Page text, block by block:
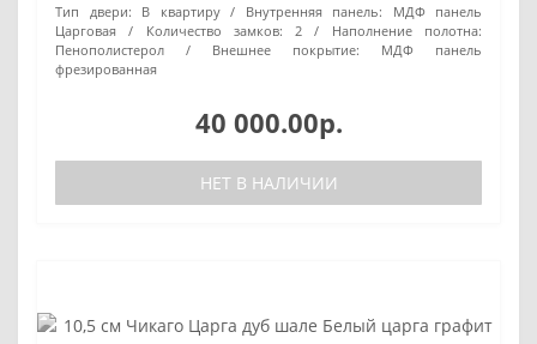
Тип двери:
В квартиру Внутренняя панель:
МДФ панель
Царговая
Количество замков: 2
Наполнение полотна:
Пенополистерол
Внешнее покрытие:
МДФ панель
фрезированная
40 000.00р.
НЕТ В НАЛИЧИИ